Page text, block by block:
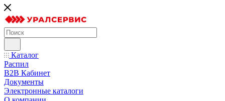
Каталог
Распил
B2B Кабинет
Документы
Электронные каталоги